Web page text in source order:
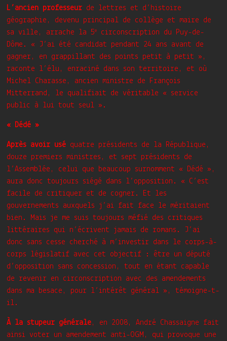
L’ancien professeur de lettres et d’histoire
géographie, devenu principal de collège et maire de
sa ville, arrache la 5e
circonscription du Puy-de-
Dôme. « J’ai été candidat pendant 24 ans avant de
gagner, en grappillant des points petit à petit »,
raconte l’élu, enraciné dans son territoire, et où
Michel Charasse, ancien ministre de François
Mitterrand, le qualifiait de véritable « service
public à lui tout seul ».
« Dédé »
Après avoir usé quatre présidents de la République,
douze premiers ministres, et sept présidents de
l’Assemblée, celui que beaucoup surnomment « Dédé »,
aura donc toujours siégé dans l’opposition. « C’est
facile de critiquer et de cogner. Et les
gouvernements auxquels j’ai fait face le méritaient
bien. Mais je me suis toujours méfié des critiques
littéraires qui n’écrivent jamais de romans. J’ai
donc sans cesse cherché à m’investir dans le corps-à-
corps législatif avec cet objectif : être un député
d’opposition sans concession, tout en étant capable
de revenir en circonscription avec des amendements
dans ma besace, pour l’intérêt général », témoigne-t-
il.
À la stupeur générale, en 2008, André Chassaigne fait
ainsi voter un amendement anti-OGM, qui provoque une